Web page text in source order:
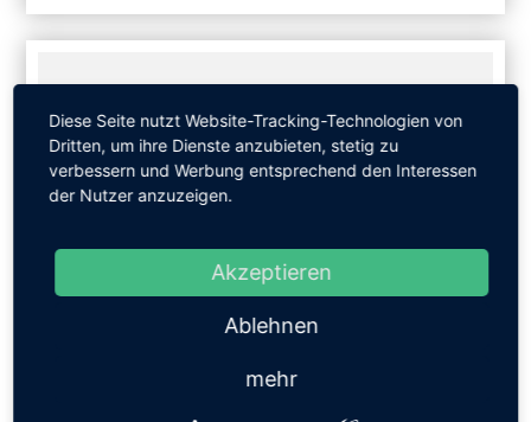
XTB: ERFAHRUNGEN, APP,
KOSTEN, GEBÜHREN - TEST,
XTB Demo-Konto testen – unbefristet und
Diese Seite nutzt Website-Tracking-Technologien von
Dritten, um ihre Dienste anzubieten, stetig zu
verbessern und Werbung entsprechend den Interessen
der Nutzer anzuzeigen.
Akzeptieren
Ablehnen
mehr